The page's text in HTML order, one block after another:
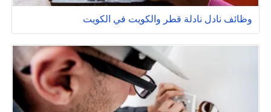
وظائف نادل نادلة قطر والكويت في الكويت